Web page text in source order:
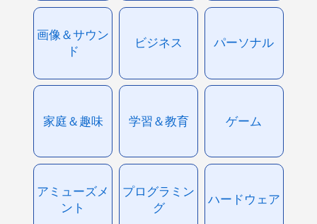
画像＆サウン
ド
ビジネス パーソナル
家庭＆趣味 学習＆教育 ゲーム
アミューズメ
ント
プログラミン
グ
ハードウェア